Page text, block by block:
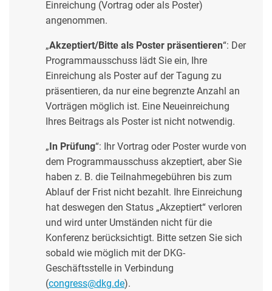
Einreichung (Vortrag oder als Poster)
angenommen.
„Akzeptiert/Bitte als Poster präsentieren“: Der
Programmausschuss lädt Sie ein, Ihre
Einreichung als Poster auf der Tagung zu
präsentieren, da nur eine begrenzte Anzahl an
Vorträgen möglich ist. Eine Neueinreichung
Ihres Beitrags als Poster ist nicht notwendig.
„In Prüfung“: Ihr Vortrag oder Poster wurde von
dem Programmausschuss akzeptiert, aber Sie
haben z. B. die Teilnahmegebühren bis zum
Ablauf der Frist nicht bezahlt. Ihre Einreichung
hat deswegen den Status „Akzeptiert“ verloren
und wird unter Umständen nicht für die
Konferenz berücksichtigt. Bitte setzen Sie sich
sobald wie möglich mit der DKG-
Geschäftsstelle in Verbindung
(congress@dkg.de).